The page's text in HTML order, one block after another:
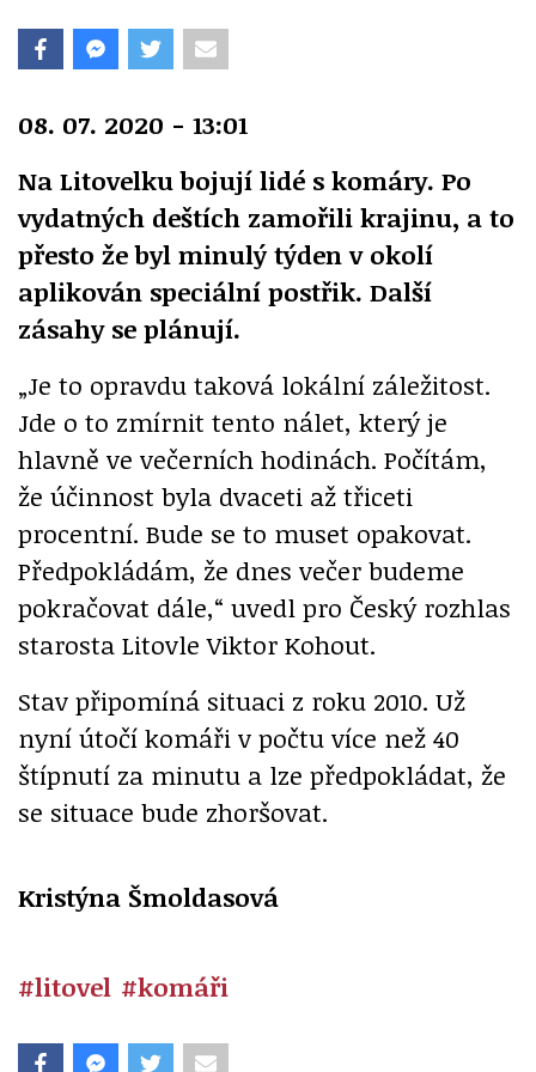
08. 07. 2020 - 13:01
Na Litovelku bojují lidé s komáry. Po
vydatných deštích zamořili krajinu, a to
přesto že byl minulý týden v okolí
aplikován speciální postřik. Další
zásahy se plánují.
„Je to opravdu taková lokální záležitost.
Jde o to zmírnit tento nálet, který je
hlavně ve večerních hodinách. Počítám,
že účinnost byla dvaceti až třiceti
procentní. Bude se to muset opakovat.
Předpokládám, že dnes večer budeme
pokračovat dále,“ uvedl pro Český rozhlas
starosta Litovle Viktor Kohout.
Stav připomíná situaci z roku 2010. Už
nyní útočí komáři v počtu více než 40
štípnutí za minutu a lze předpokládat, že
se situace bude zhoršovat.
Kristýna Šmoldasová
#litovel #komáři